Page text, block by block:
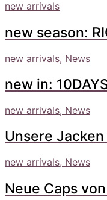
new arrivals
new season:
new arrivals, News
new in:
new arrivals, News
Unsere
new arrivals, News
Neue Caps